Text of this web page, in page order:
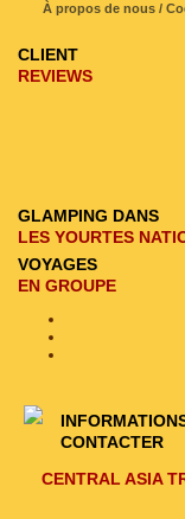
À propos de nous /
CLIENT
REVIEWS
GLAMPING DANS
LES YOURTES
VOYAGES
EN GROUPE
CONTACTER
CENTRAL ASIA